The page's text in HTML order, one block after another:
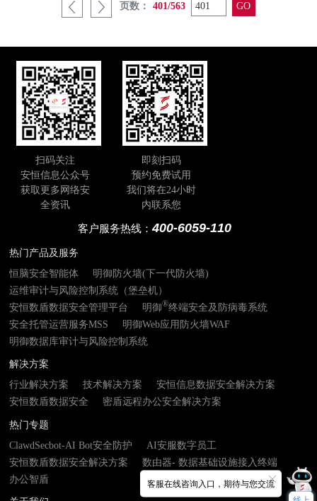
页数：
401/563
扫码关注
安恒信息公众号
获取更多网络安
全资讯
即刻扫码
预约免费试用
我们将在24小时
内联系您
客户服务热线：400-6059-110
热门产品及服务
恒脑安全智能体
明御防火墙(下一代防火墙)
运维审计与风险控制系统（堡垒机）
安恒数盾数据安全管理平台
明御®终端安全及防病毒系统
安全托管运营服务MSS
明御Web应用防火墙WAF
明御数据库审计与风险控制系统
解决方案
行业解决方案
技术解决方案
安恒信息数据安全解决方案
安恒数盾数据安全
密盾远程办公安全解决方案
热门专题
ClawdSecbot-AI Bot安全防护
AI安服数字员工
安恒数盾数据安全解决方案
数由器- 数据基础设施接入终端
办公智盾
客服在线咨询入口，期待与您交流